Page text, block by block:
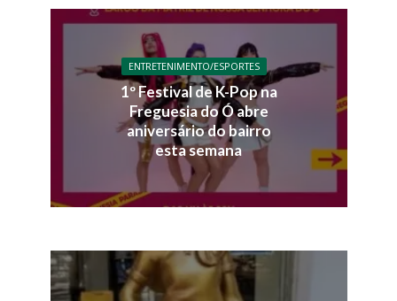
ENTRETENIMENTO/ESPORTES
1º Festival de K-Pop na
Freguesia do Ó abre
aniversário do bairro
esta semana